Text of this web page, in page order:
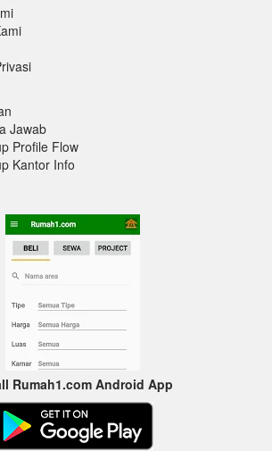
Jawab
Profile Flow
Kantor Info
Rumah1.com Android App